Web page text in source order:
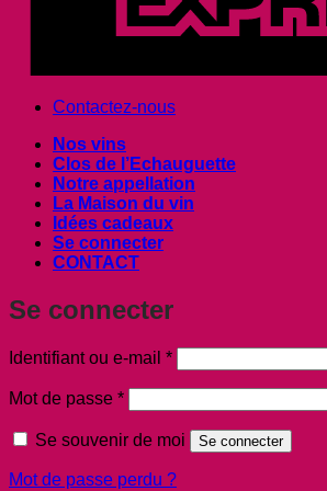
Contactez-nous
Nos vins
Clos de l’Echauguette
Notre appellation
La Maison du vin
Idées cadeaux
Se connecter
CONTACT
Se connecter
Identifiant ou e-mail *Obligatoire
Mot de passe *Obligatoire
Se souvenir de moi Se connecter
Mot de passe perdu ?